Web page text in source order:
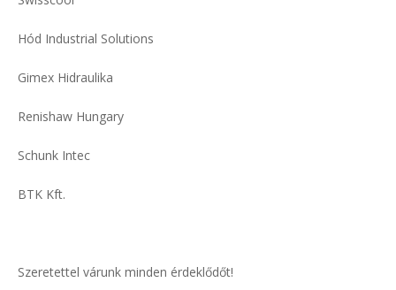
Hód Industrial Solutions
Gimex Hidraulika
Renishaw Hungary
Schunk Intec
BTK Kft.
Szeretettel várunk minden érdeklődőt!